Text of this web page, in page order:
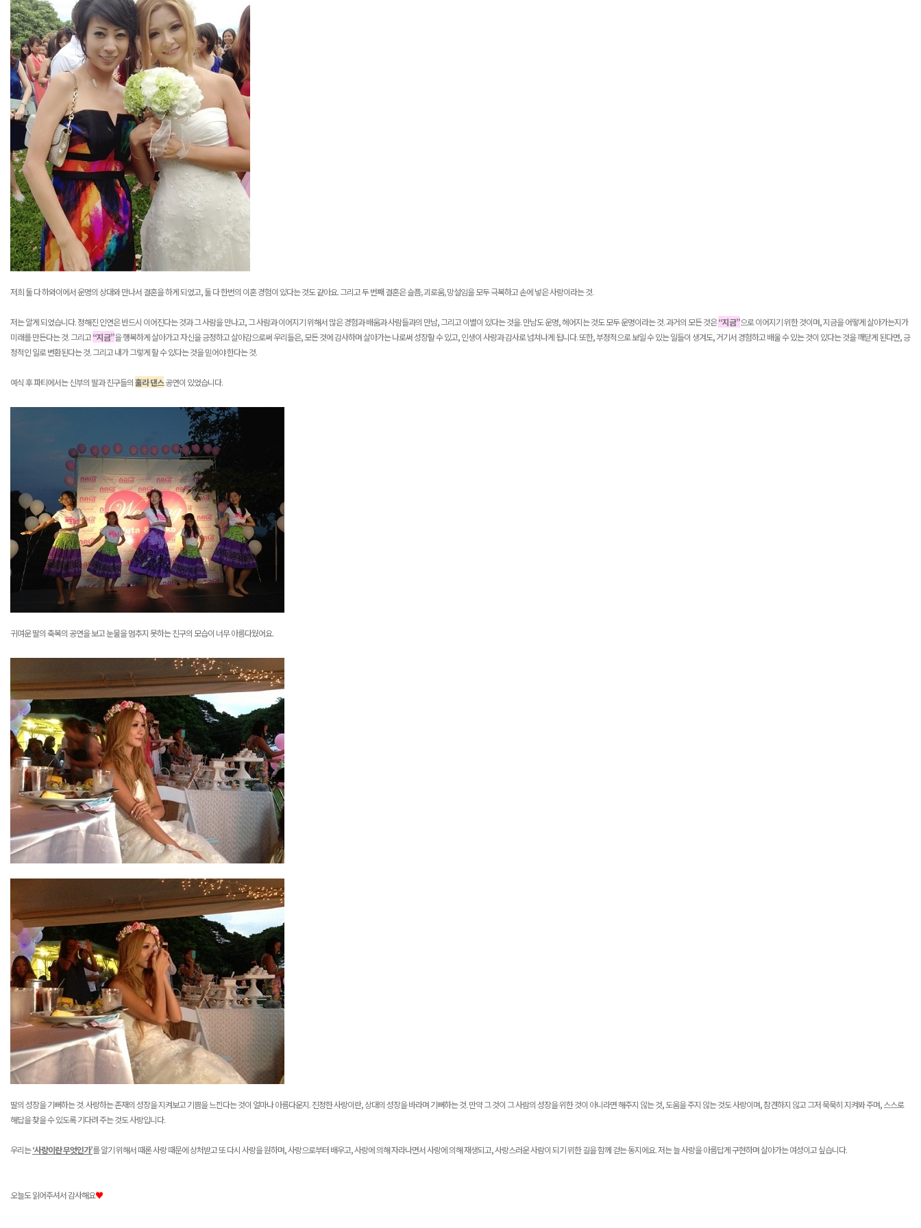
저희 둘 다 하와이에서 운명의 상대와 만나서 결혼을 하게 되었고,둘 다 한번의 이혼 경험이 있다는 것도 같아요.그리고 두 번째 결혼은 슬픔, 괴로움, 망설임을 모두 극복하고 손에 넣은 사랑이라는 것.
저는 알게 되었습니다.정해진 인연은 반드시 이어진다는 것과 그 사람을 만나고,그 사람과 이어지기 위해서 많은 경험과 배움과 사람들과의 만남,그리고 이별이 있다는 것을.만남도 운명,헤어지는 것도 모두 운명이라는 것.과거의 모든 것은“지금”으로 이어지기 위한 것이며,지금을 어떻게 살아가는지가
미래를 만든다는 것.그리고“지금”을 행복하게 살아가고 자신을 긍정하고 살아감으로써 우리들은,모든 것에 감사하며 살아가는 나로써 성장할 수 있고,인생이 사랑과 감사로 넘쳐나게 됩니다.또한,부정적으로 보일 수 있는 일들이 생겨도,거기서 경험하고 배울 수 있는 것이 있다는 것을 깨닫게 된다면,긍
정적인 일로 변환된다는 것.그리고 내가 그렇게 할 수 있다는 것을 믿어야 한다는 것.
예식 후 파티에서는 신부의 딸과 친구들의훌라 댄스공연이 있었습니다.
귀여운 딸의 축복의 공연을 보고 눈물을 멈추지 못하는 친구의 모습이 너무 아름다웠어요.
딸의 성장을 기뻐하는 것.사랑하는 존재의 성장을 지켜보고 기쁨을 느낀다는 것이 얼마나 아름다운지.진정한 사랑이란,상대의 성장을 바라며 기뻐하는 것.만약 그 것이 그 사람의 성장을 위한 것이 아니라면 해주지 않는 것,도움을 주지 않는 것도 사랑이며,참견하지 않고 그저 묵묵히 지켜봐 주며,스스로
해답을 찾을 수 있도록 기다려 주는 것도 사랑입니다.
우리는‘사랑이란 무엇인가’를 알기 위해서 때론 사랑 때문에 상처받고 또 다시 사랑을 원하며,사랑으로부터 배우고,사랑에 의해 자라나면서 사랑에 의해 재생되고,사랑스러운 사람이 되기 위한 길을 함께 걷는 동지에요.저는 늘 사랑을 아름답게 구현하며 살아가는 여성이고 싶습니다.
오늘도 읽어주셔서 감사해요♥